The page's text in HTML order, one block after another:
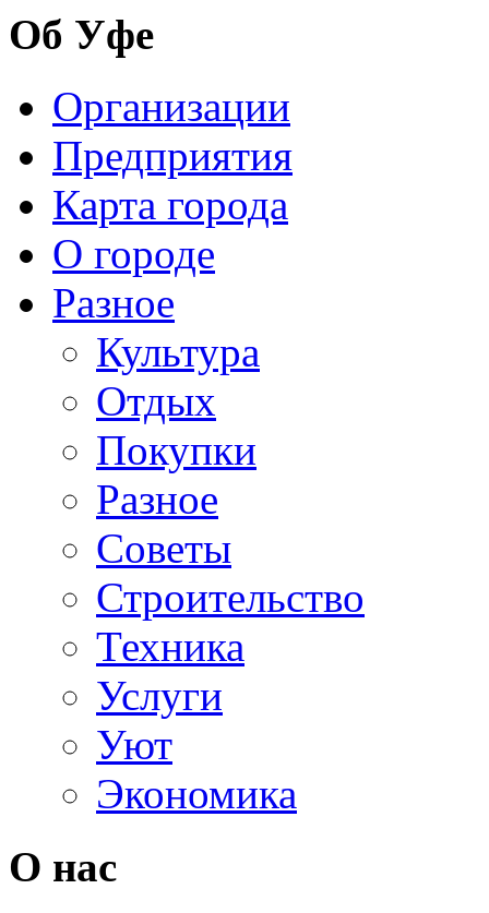
Об Уфе
Организации
Предприятия
Карта города
О городе
Разное
Культура
Отдых
Покупки
Разное
Советы
Строительство
Техника
Услуги
Уют
Экономика
О нас